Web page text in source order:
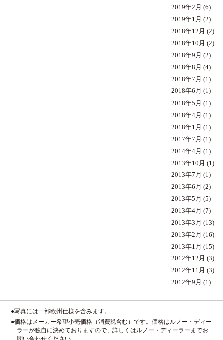
2019年2月 (6)
2019年1月 (2)
2018年12月 (2)
2018年10月 (2)
2018年9月 (2)
2018年8月 (4)
2018年7月 (1)
2018年6月 (1)
2018年5月 (1)
2018年4月 (1)
2018年1月 (1)
2017年7月 (1)
2014年4月 (1)
2013年10月 (1)
2013年7月 (1)
2013年6月 (2)
2013年5月 (5)
2013年4月 (7)
2013年3月 (13)
2013年2月 (16)
2013年1月 (15)
2012年12月 (3)
2012年11月 (3)
2012年9月 (1)
●写真には一部欧州仕様を含みます。
●価格はメーカー希望小売価格（消費税含む）です。価格はルノー・ディー
ラーが独自に決めておりますので、詳しくはルノー・ディーラーまでお
問い合わせください。